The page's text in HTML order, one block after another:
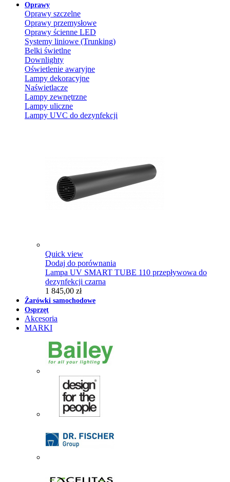
Oprawy
Oprawy szczelne
Oprawy przemysłowe
Oprawy ścienne LED
Systemy liniowe (Trunking)
Belki świetlne
Downlighty
Oświetlenie awaryjne
Lampy dekoracyjne
Naświetlacze
Lampy zewnętrzne
Lampy uliczne
Lampy UVC do dezynfekcji
Quick view
Dodaj do porównania
Lampa UV SMART TUBE 110 przepływowa do
dezynfekcji czarna
1 845,00 zł
Żarówki samochodowe
Osprzęt
Akcesoria
MARKI